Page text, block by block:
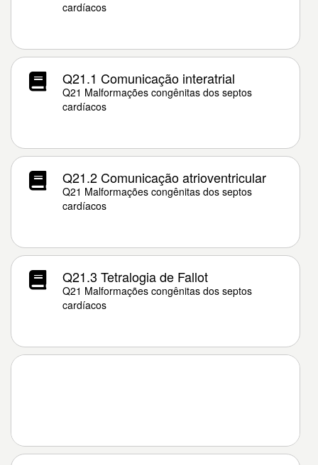
cardíacos
Q21.1 Comunicação interatrial
Q21 Malformações congênitas dos septos
cardíacos
Q21.2 Comunicação atrioventricular
Q21 Malformações congênitas dos septos
cardíacos
Q21.3 Tetralogia de Fallot
Q21 Malformações congênitas dos septos
cardíacos